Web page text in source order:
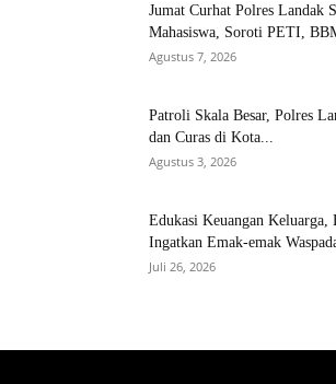
Jumat Curhat Polres Landak
Mahasiswa, Soroti PETI,
Agustus 7, 2026
Patroli Skala Besar, Polres
dan Curas di Kota...
Agustus 3, 2026
Edukasi Keuangan Keluarga,
Ingatkan Emak-emak
Juli 26, 2026